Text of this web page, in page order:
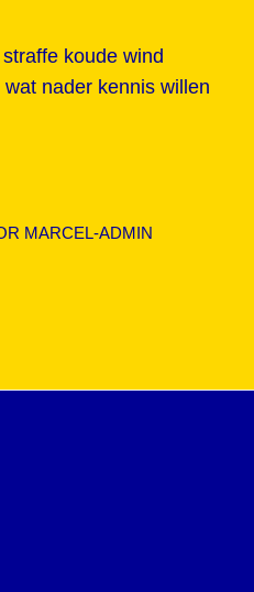
koude wind
nader kennis willen
MARCEL-ADMIN